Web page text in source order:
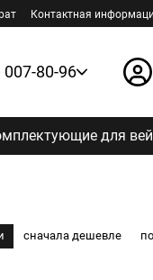
Контактная
007-80-96
для
сначала дешевле